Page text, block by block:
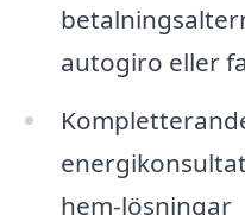
autogiro eller
hem-lösningar